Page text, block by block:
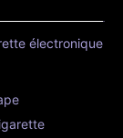
électronique